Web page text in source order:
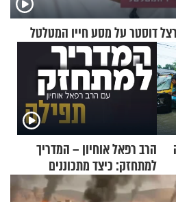
דוסטר על מסע חייו המטלטל
הרב רפאל אוחיון – המדריך
למתחזק: כיצד מתכוננים
לתפילה?